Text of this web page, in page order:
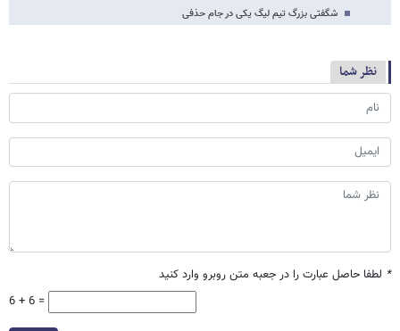
شگفتی بزرگ تیم لیگ یکی در جام حذفی
نظر شما
* لطفا حاصل عبارت را در جعبه متن روبرو وارد کنید
6 + 6 =